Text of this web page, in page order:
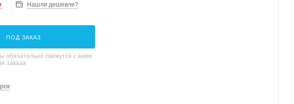
Нашли дешевле?
ПОД ЗАКАЗ
обязательно свяжутся с вами
заказа